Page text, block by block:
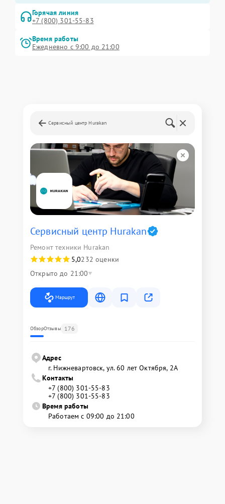
Горячая линия
+7 (800) 301-55-83
Время работы
Ежедневно с 9:00 до 21:00
Сервисный центр Hurakan
Сервисный центр Hurakan
Ремонт техники Hurakan
5,0232 оценки
Открыто до 21:00
Маршрут
ОбзорОтзывы 176
Адрес
г. Нижневартовск, ул. 60 лет Октября, 2А
Контакты
+7 (800) 301-55-83
+7 (800) 301-55-83
Время работы
Работаем с 09:00 до 21:00